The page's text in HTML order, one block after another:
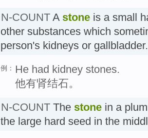
N-COUNT A stone is a small
other substances which
person's kidneys or
例： He had kidney stones.
他有肾结石。
N-COUNT The stone in a
the large hard seed in the